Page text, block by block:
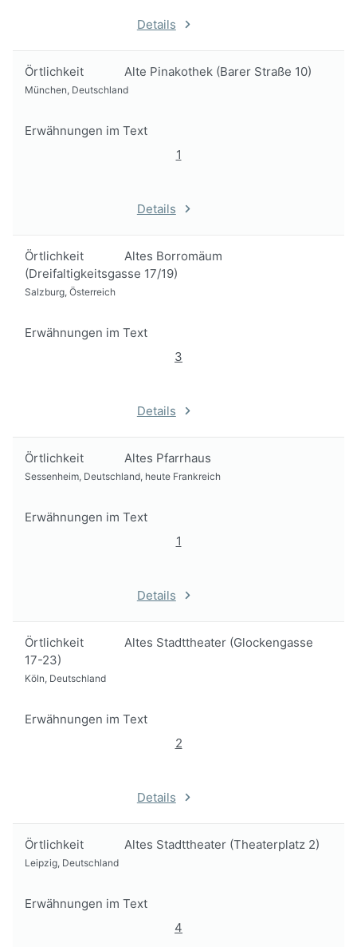
Details
Örtlichkeit Alte Pinakothek (Barer Straße 10)
München, Deutschland
Erwähnungen im Text
1
Details
Örtlichkeit
Altes Borromäum
(Dreifaltigkeitsgasse 17/19)
Salzburg, Österreich
Erwähnungen im Text
3
Details
Örtlichkeit Altes Pfarrhaus
Sessenheim, Deutschland, heute Frankreich
Erwähnungen im Text
1
Details
Örtlichkeit
Altes Stadttheater (Glockengasse
17-23)
Köln, Deutschland
Erwähnungen im Text
2
Details
Örtlichkeit Altes Stadttheater (Theaterplatz 2)
Leipzig, Deutschland
Erwähnungen im Text
4